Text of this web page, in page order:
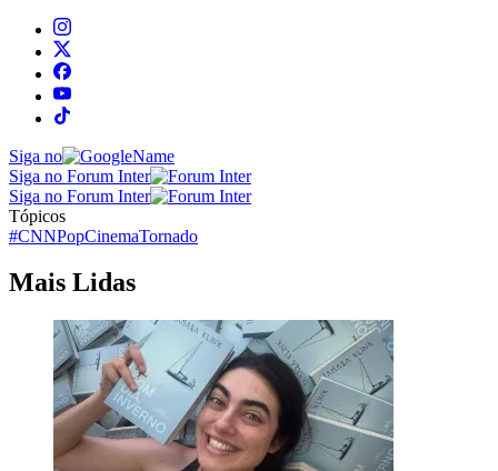
Siga no
Siga no Forum Inter
Siga no Forum Inter
Tópicos
#CNNPopCinemaTornado
Mais Lidas